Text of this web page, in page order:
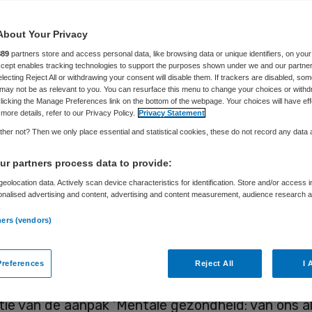
gezondheid
genoeg
23 september 2022,10:56
voor mentale gezondheid in het
is dat deze aandacht nauwelijks
begroting voor 2023. Dit geluid klinkt vandaag in
van de aanpak ‘Mentale gezondheid: van ons
Your Privacy
partners store and access personal data, like browsing data or unique identifiers, on your
enables tracking technologies to support the purposes shown under we and our
Reject All or withdrawing your consent will disable them. If trackers are disabled,
not be as relevant to you. You can resurface this menu to change your choices or
the Manage Preferences link on the bottom of the webpage. Your choices will have
details, refer to our Privacy Policy. Privacy Statement
not? Then we only place essential and statistical cookies, these do not record any data
partners process data to provide:
data. Actively scan device characteristics for identification. Store and/or access
advertising and content, advertising and content measurement, audience research
(vendors)
Reject All I